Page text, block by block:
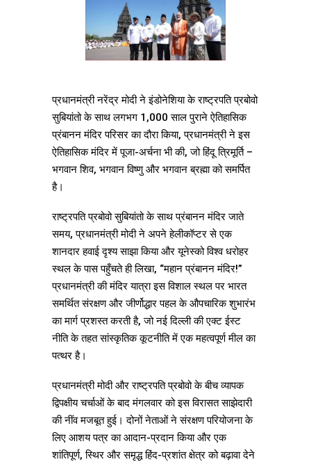
प्रधानमंत्री नरेंद्र मोदी ने इंडोनेशिया के राष्ट्रपति प्रबोवो
सुबियांतो के साथ लगभग 1,000 साल पुराने ऐतिहासिक
प्रंबानन मंदिर परिसर का दौरा किया, प्रधानमंत्री ने इस
ऐतिहासिक मंदिर में पूजा-अर्चना भी की, जो हिंदू त्रिमूर्ति –
भगवान शिव, भगवान विष्णु और भगवान ब्रह्मा को समर्पित
है।
राष्ट्रपति प्रबोवो सुबियांतो के साथ प्रंबानन मंदिर जाते
समय, प्रधानमंत्री मोदी ने अपने हेलीकॉप्टर से एक
शानदार हवाई दृश्य साझा किया और यूनेस्को विश्व धरोहर
स्थल के पास पहुँचते ही लिखा, “महान प्रंबानन मंदिर!”
प्रधानमंत्री की मंदिर यात्रा इस विशाल स्थल पर भारत
समर्थित संरक्षण और जीर्णोद्धार पहल के औपचारिक शुभारंभ
का मार्ग प्रशस्त करती है, जो नई दिल्ली की एक्ट ईस्ट
नीति के तहत सांस्कृतिक कूटनीति में एक महत्वपूर्ण मील का
पत्थर है।
प्रधानमंत्री मोदी और राष्ट्रपति प्रबोवो के बीच व्यापक
द्विपक्षीय चर्चाओं के बाद मंगलवार को इस विरासत साझेदारी
की नींव मजबूत हुई। दोनों नेताओं ने संरक्षण परियोजना के
लिए आशय पत्र का आदान-प्रदान किया और एक
शांतिपूर्ण, स्थिर और समृद्ध हिंद-प्रशांत क्षेत्र को बढ़ावा देने